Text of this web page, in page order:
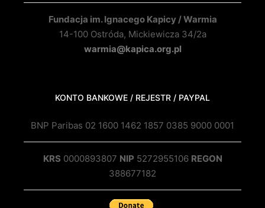
Fundacja im. Ignacego Kapicy / Warmia
14-100 Ostróda, Mickiewicza 34/2a
warmia@kapica.org.pl
KONTO BANKOWE / REJESTR / PAYPAL
BNP Paribas 02 1600 1462 1857 0385 9000 0001
KRS 0000893807 NIP 5272955106 REGON
388677182